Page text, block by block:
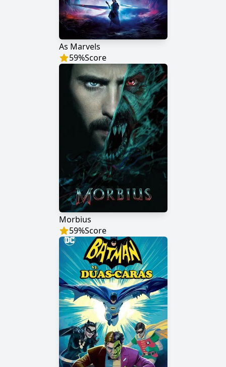
As Marvels
59%Score
Morbius
59%Score